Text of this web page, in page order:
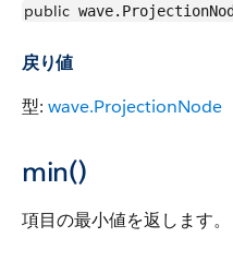
public
戻り値
型: wave.ProjectionNode
min()
項目の最小値を返します。